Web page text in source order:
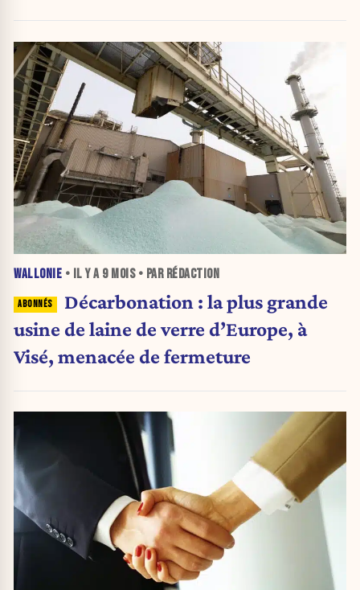
WALLONIE • IL Y A 9 MOIS• PAR RÉDACTION
Décarbonation : la plus grande
usine de laine de verre d’Europe, à
Visé, menacée de fermeture